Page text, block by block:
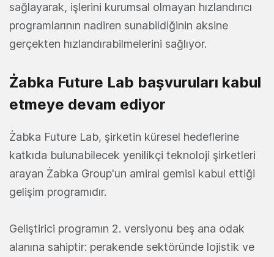
sağlayarak, işlerini kurumsal olmayan hızlandırıcı
programlarının nadiren sunabildiğinin aksine
gerçekten hızlandırabilmelerini sağlıyor.
Żabka Future Lab başvuruları kabul
etmeye devam ediyor
Żabka Future Lab, şirketin küresel hedeflerine
katkıda bulunabilecek yenilikçi teknoloji şirketleri
arayan Żabka Group'un amiral gemisi kabul ettiği
gelişim programıdır.
Geliştirici programın 2. versiyonu beş ana odak
alanına sahiptir: perakende sektöründe lojistik ve